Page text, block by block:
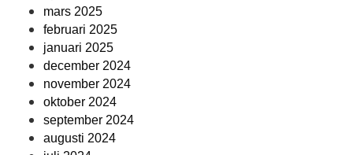
mars 2025
februari 2025
januari 2025
december 2024
november 2024
oktober 2024
september 2024
augusti 2024